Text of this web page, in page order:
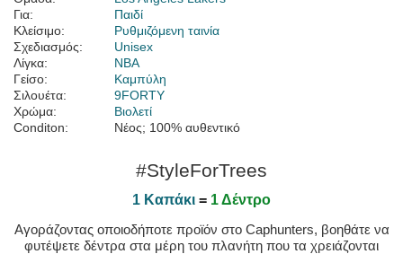
Για:
Παιδί
Κλείσιμο:
Ρυθμιζόμενη ταινία
Σχεδιασμός:
Unisex
Λίγκα:
NBA
Γείσο:
Καμπύλη
Σιλουέτα:
9FORTY
Χρώμα:
Βιολετί
Conditon:
Νέος; 100% αυθεντικό
#StyleForTrees
1 Καπάκι = 1 Δέντρο
Αγοράζοντας οποιοδήποτε προϊόν στο Caphunters, βοηθάτε να
φυτέψετε δέντρα στα μέρη του πλανήτη που τα χρειάζονται